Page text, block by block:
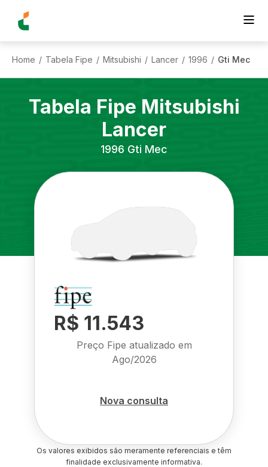
Home / Tabela Fipe / Mitsubishi / Lancer / 1996 / Gti Mec
Tabela Fipe Mitsubishi
Lancer
1996 Gti Mec
R$ 11.543
Preço Fipe atualizado em
Ago/2026
Nova consulta
Os valores exibidos são meramente referenciais e têm
finalidade exclusivamente informativa.